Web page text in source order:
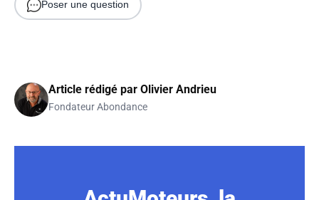
Poser une question
Article rédigé par Olivier Andrieu
Fondateur Abondance